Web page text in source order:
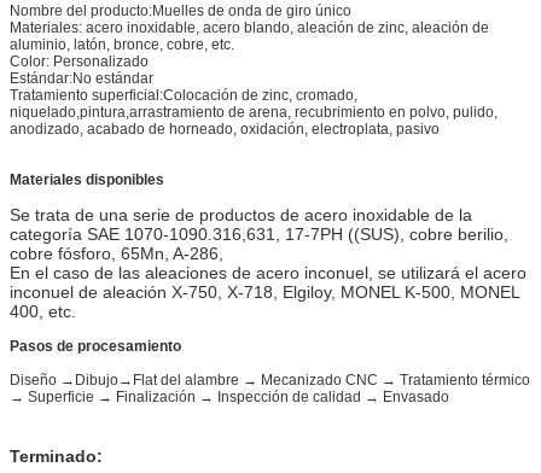
Nombre del producto:Muelles de onda de giro único
Materiales: acero inoxidable, acero blando, aleación de zinc, aleación de
aluminio, latón, bronce, cobre, etc.
Color: Personalizado
Estándar:No estándar
Tratamiento superficial:Colocación de zinc, cromado,
niquelado,pintura,arrastramiento de arena, recubrimiento en polvo, pulido,
anodizado, acabado de horneado, oxidación, electroplata, pasivo
Materiales disponibles
Se trata de una serie de productos de acero inoxidable de la
categoría SAE 1070-1090.316,631, 17-7PH ((SUS), cobre berilio,
cobre fósforo, 65Mn, A-286,
En el caso de las aleaciones de acero inconuel, se utilizará el acero
inconuel de aleación X-750, X-718, Elgiloy, MONEL K-500, MONEL
400, etc.
Pasos de procesamiento
Diseño →Dibujo→Flat del alambre → Mecanizado CNC → Tratamiento térmico
→ Superficie → Finalización → Inspección de calidad → Envasado
Terminado: